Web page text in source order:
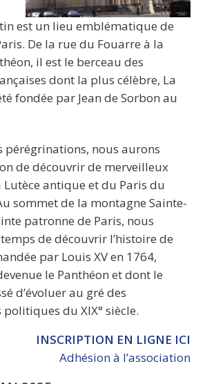
est un lieu emblématique de
De la rue du Fouarre à la
il est le berceau des
dont la plus célèbre, La
fondée par Jean de Sorbon au
pérégrinations, nous aurons
de découvrir de merveilleux
Lutèce antique et du Paris du
sommet de la montagne Sainte-
patronne de Paris, nous
de découvrir l’histoire de
par Louis XV en 1764,
le Panthéon et dont le
d’évoluer au gré des
du XIX° siècle.
INSCRIPTION EN LIGNE ICI
Adhésion à l’association